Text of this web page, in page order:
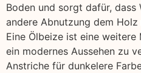
Boden und sorgt dafür, dass
andere Abnutzung dem
Eine Ölbeize ist eine
ein modernes Aussehen zu
Anstriche für dunkelere